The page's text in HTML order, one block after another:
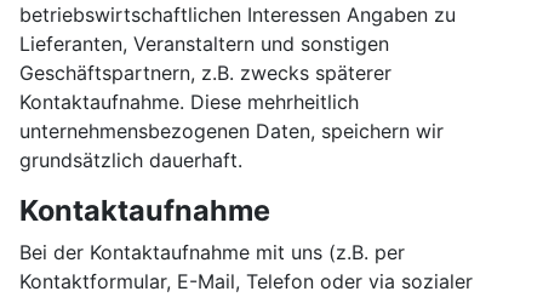
betriebswirtschaftlichen Interessen Angaben zu
Lieferanten, Veranstaltern und sonstigen
Geschäftspartnern, z.B. zwecks späterer
Kontaktaufnahme. Diese mehrheitlich
unternehmensbezogenen Daten, speichern wir
grundsätzlich dauerhaft.
Kontaktaufnahme
Bei der Kontaktaufnahme mit uns (z.B. per
Kontaktformular, E-Mail, Telefon oder via sozialer